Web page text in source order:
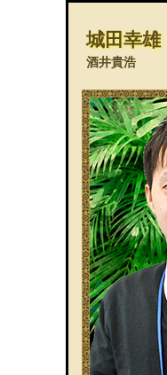
城田幸雄
酒井貴浩